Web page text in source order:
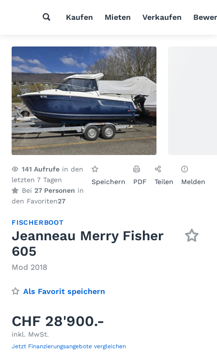
Kaufen Mieten Verkaufen
141 Aufrufe in den
letzten 7 Tagen
Bei 27 Personen in
den Favoriten27
Speichern PDF Teilen Melden
FISCHERBOOT
Jeanneau Merry Fisher
605
Mod 2018
Als Favorit speichern
CHF 28'900.-
inkl. MwSt.
Jetzt Finanzierungsangebote vergleichen